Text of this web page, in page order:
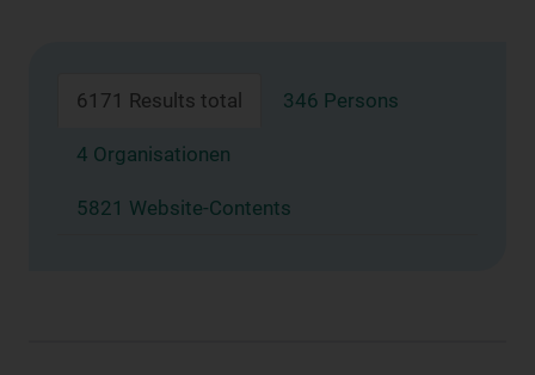
6171 Results total 346 Persons
4 Organisationen
5821 Website-Contents